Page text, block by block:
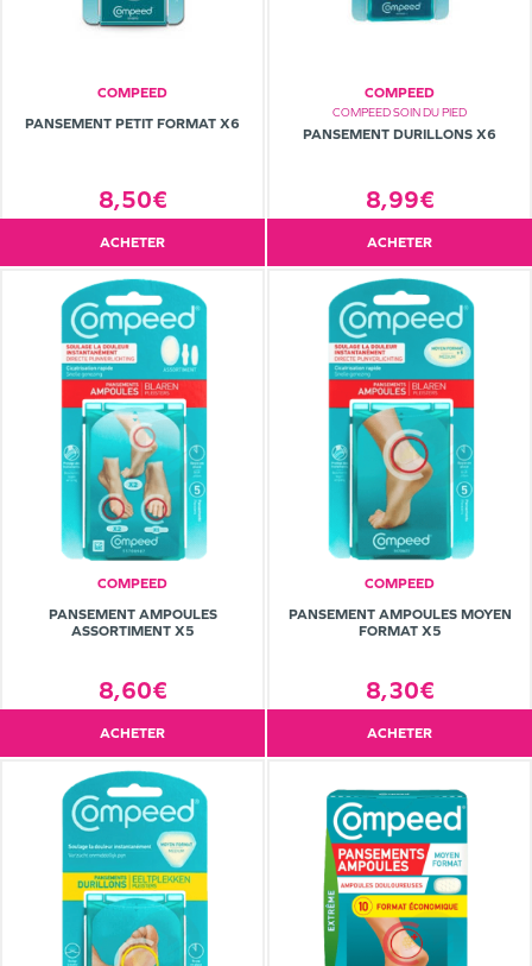
COMPEED
PANSEMENT PETIT FORMAT X6
8,50€
ACHETER
COMPEED
COMPEED SOIN DU PIED
PANSEMENT DURILLONS X6
8,99€
ACHETER
COMPEED
PANSEMENT AMPOULES
ASSORTIMENT X5
8,60€
ACHETER
COMPEED
PANSEMENT AMPOULES MOYEN
FORMAT X5
8,30€
ACHETER